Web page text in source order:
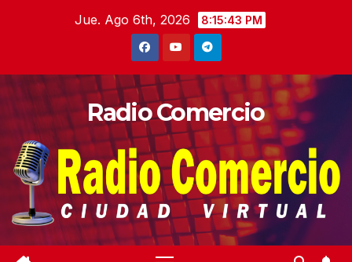
Jue. Ago 6th, 2026 8:15:44 PM
Radio Comercio